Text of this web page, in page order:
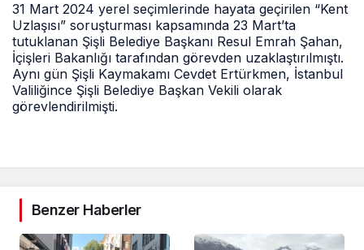
31 Mart 2024 yerel seçimlerinde hayata geçirilen “Kent
Uzlaşısı” soruşturması kapsamında 23 Mart’ta
tutuklanan Şişli Belediye Başkanı Resul Emrah Şahan,
İçişleri Bakanlığı tarafından görevden uzaklaştırılmıştı.
Aynı gün Şişli Kaymakamı Cevdet Ertürkmen, İstanbul
Valiliğince Şişli Belediye Başkan Vekili olarak
görevlendirilmişti.
Benzer Haberler